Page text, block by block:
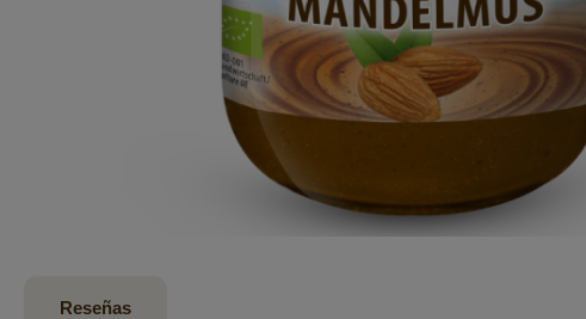
comienzo
Reseñas